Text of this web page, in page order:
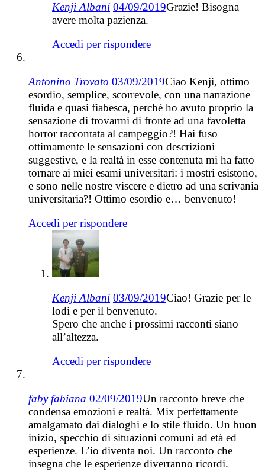
Kenji Albani 04/09/2019Grazie! Bisogna
avere molta pazienza.
Accedi per rispondere
Antonino Trovato 03/09/2019Ciao Kenji, ottimo
esordio, semplice, scorrevole, con una narrazione
fluida e quasi fiabesca, perché ho avuto proprio la
sensazione di trovarmi di fronte ad una favoletta
horror raccontata al campeggio?! Hai fuso
ottimamente le sensazioni con descrizioni
suggestive, e la realtà in esse contenuta mi ha fatto
tornare ai miei esami universitari: i mostri esistono,
e sono nelle nostre viscere e dietro ad una scrivania
universitaria?! Ottimo esordio e… benvenuto!
Accedi per rispondere
Kenji Albani 03/09/2019Ciao! Grazie per le
lodi e per il benvenuto.
Spero che anche i prossimi racconti siano
all’altezza.
Accedi per rispondere
faby fabiana 02/09/2019Un racconto breve che
condensa emozioni e realtà. Mix perfettamente
amalgamato dai dialoghi e lo stile fluido. Un buon
inizio, specchio di situazioni comuni ad età ed
esperienze. L’io diventa noi. Un racconto che
insegna che le esperienze diverranno ricordi.